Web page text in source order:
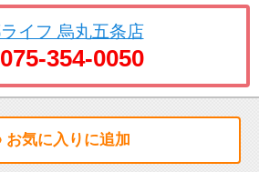
イフ 烏丸五条店
075-354-0050
お気に入りに追加